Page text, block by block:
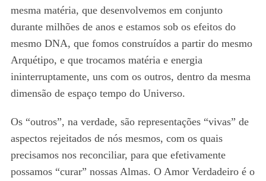
mesma matéria, que desenvolvemos em conjunto
durante milhões de anos e estamos sob os efeitos do
mesmo DNA, que fomos construídos a partir do mesmo
Arquétipo, e que trocamos matéria e energia
ininterruptamente, uns com os outros, dentro da mesma
dimensão de espaço tempo do Universo.
Os “outros”, na verdade, são representações “vivas” de
aspectos rejeitados de nós mesmos, com os quais
precisamos nos reconciliar, para que efetivamente
possamos “curar” nossas Almas. O Amor Verdadeiro é o